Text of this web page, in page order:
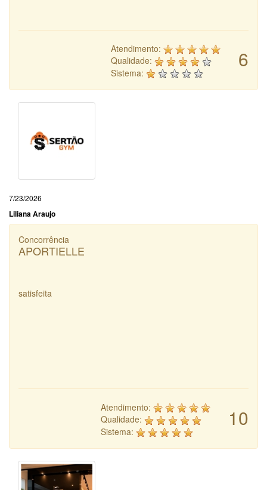
6
Atendimento:
Qualidade:
Sistema:
7/23/2026
Liliana Araujo
Concorrência
APORTIELLE
satisfeita
10
Atendimento:
Qualidade:
Sistema: